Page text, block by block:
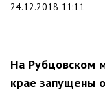
24.12.2018 11:11
На Рубцовском
крае запущены